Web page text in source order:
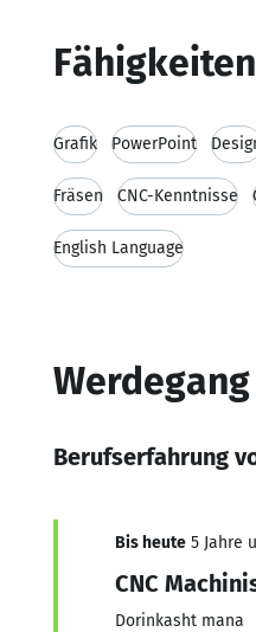
Grafik PowerPoint
Fräsen CNC-Kenntnisse
English Language
Werdegang
Berufserfahrung
Bis heute 5 Jahre
CNC
Dorinkasht mana